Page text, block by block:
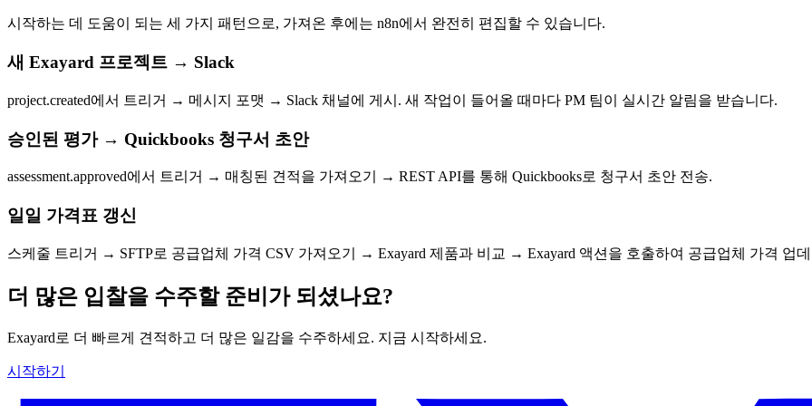
시작하는 데 도움이 되는 세 가지 패턴으로, 가져온 후에는 n8n에서 완전히 편집할 수 있습니다.
새 Exayard 프로젝트 → Slack
project.created에서 트리거 → 메시지 포맷 → Slack 채널에 게시. 새 작업이 들어올 때마다 PM 팀이 실시간 알림을 받습니다.
승인된 평가 → Quickbooks 청구서 초안
assessment.approved에서 트리거 → 매칭된 견적을 가져오기 → REST API를 통해 Quickbooks로 청구서 초안 전송.
일일 가격표 갱신
스케줄 트리거 → SFTP로 공급업체 가격 CSV 가져오기 → Exayard 제품과 비교 → Exayard 액션을 호출하여 공급업체 가격 업
더 많은 입찰을 수주할 준비가 되셨나요?
Exayard로 더 빠르게 견적하고 더 많은 일감을 수주하세요. 지금 시작하세요.
시작하기